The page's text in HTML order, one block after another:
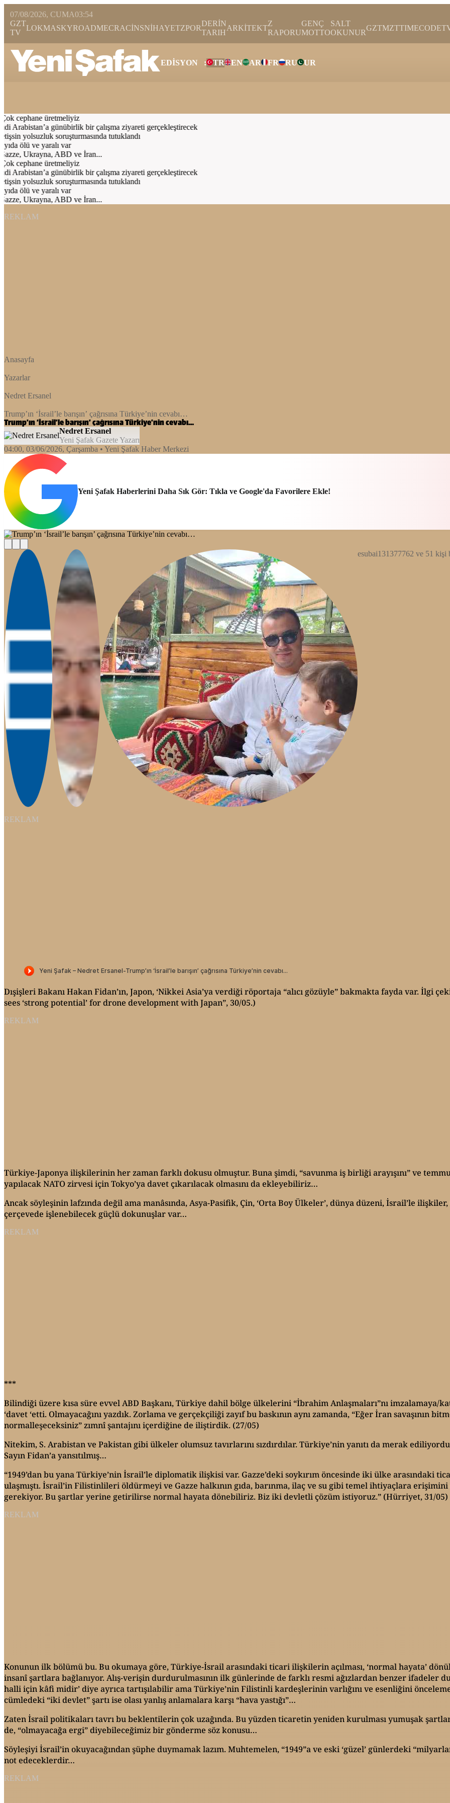
07/08/2026, CUMA03:54
GZT
TV
LOKMASKYROADMECRACİNSNİHAYETZPOR
DERİN
TARIH
ARKİTEKT
Z
RAPORU
GENÇ
MOTTO
SALT
OKUNUR
GZTMZTTIMECODE
EDİSYON : TR EN AR FR RU UR
cephane üretmeliyiz
günübirlik bir çalışma ziyareti gerçekleştirecek
yolsuzluk soruşturmasında tutuklandı
ölü ve yaralı var
Ukrayna, ABD ve İran...
cephane üretmeliyiz
günübirlik bir çalışma ziyareti gerçekleştirecek
yolsuzluk soruşturmasında tutuklandı
ölü ve yaralı var
Ukrayna, ABD ve İran...
REKLAM
Anasayfa
Yazarlar
Nedret Ersanel
Trump’ın ‘İsrail’le barışın’ çağrısına Türkiye’nin cevabı…
Trump’ın ‘İsrail’le barışın’ çağrısına Türkiye’nin cevabı…
Nedret Ersanel
Yeni Şafak Gazete Yazarı
04:00, 03/06/2026, Çarşamba • Yeni Şafak Haber Merkezi
Yeni Şafak Haberlerini Daha Sık Gör: Tıkla ve Google'da Favorilere Ekle!
esubai131377762 ve 51 kişi
REKLAM
Dışişleri Bakanı Hakan Fidan’ın, Japon, ‘Nikkei Asia’ya verdiği röportaja “alıcı gözüyle” bakmakta fayda var. İlgi
sees ‘strong potential’ for drone development with Japan”, 30/05.)
REKLAM
Türkiye-Japonya ilişkilerinin her zaman farklı dokusu olmuştur. Buna şimdi, “savunma iş birliği arayışını” ve
yapılacak NATO zirvesi için Tokyo’ya davet çıkarılacak olmasını da ekleyebiliriz…
Ancak söyleşinin lafzında değil ama manâsında, Asya-Pasifik, Çin, ‘Orta Boy Ülkeler’, dünya düzeni, İsrail’le
çerçevede işlenebilecek güçlü dokunuşlar var…
REKLAM
***
Bilindiği üzere kısa süre evvel ABD Başkanı, Türkiye dahil bölge ülkelerini “İbrahim Anlaşmaları”nı imzalamaya/
‘davet ‘etti. Olmayacağını yazdık. Zorlama ve gerçekçiliği zayıf bu baskının aynı zamanda, “Eğer İran savaşının
normalleşeceksiniz” zımnî şantajını içerdiğine de iliştirdik. (27/05)
Nitekim, S. Arabistan ve Pakistan gibi ülkeler olumsuz tavırlarını sızdırdılar. Türkiye’nin yanıtı da merak
Sayın Fidan’a yansıtılmış…
“1949’dan bu yana Türkiye’nin İsrail’le diplomatik ilişkisi var. Gazze’deki soykırım öncesinde iki ülke arasındaki
ulaşmıştı. İsrail’in Filistinlileri öldürmeyi ve Gazze halkının gıda, barınma, ilaç ve su gibi temel ihtiyaçlara
gerekiyor. Bu şartlar yerine getirilirse normal hayata dönebiliriz. Biz iki devletli çözüm istiyoruz.” (Hürriyet, 31/05)
REKLAM
Konunun ilk bölümü bu. Bu okumaya göre, Türkiye-İsrail arasındaki ticari ilişkilerin açılması, ‘normal hayata’
insanî şartlara bağlanıyor. Alış-verişin durdurulmasının ilk günlerinde de farklı resmi ağızlardan benzer ifadeler
halli için kâfi midir’ diye ayrıca tartışılabilir ama Türkiye’nin Filistinli kardeşlerinin varlığını ve esenliğini
cümledeki “iki devlet” şartı ise olası yanlış anlamalara karşı “hava yastığı”…
Zaten İsrail politikaları tavrı bu beklentilerin çok uzağında. Bu yüzden ticaretin yeniden kurulması yumuşak
de, “olmayacağa ergi” diyebileceğimiz bir gönderme söz konusu…
Söyleşiyi İsrail’in okuyacağından şüphe duymamak lazım. Muhtemelen, “1949”a ve eski ‘güzel’ günlerdeki
not edeceklerdir…
REKLAM